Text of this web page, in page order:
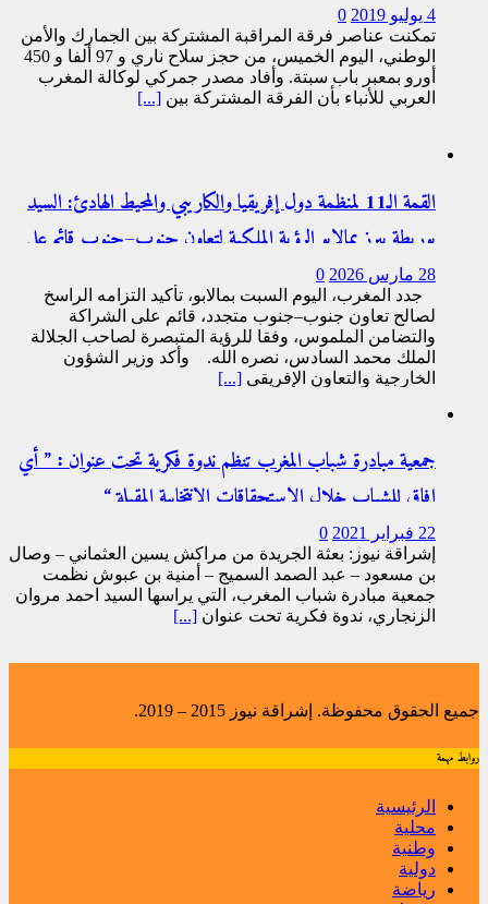
4 يوليو 2019
0
تمكنت عناصر فرقة المراقبة المشتركة بين الجمارك والأمن
الوطني، اليوم الخميس، من حجز سلاح ناري و 97 ألفا و 450
أورو بمعبر باب سبتة. وأفاد مصدر جمركي لوكالة المغرب
العربي للأنباء بأن الفرقة المشتركة بين [...]
القمة الـ11 لمنظمة دول إفريقيا والكاريبي والمحيط الهادئ: السيد
بوريطة يبرز بمالابو الرؤية الملكية لتعاون جنوب–جنوب قائم على
الشراكة والتضامن الفاعل
28 مارس 2026
0
جدد المغرب، اليوم السبت بمالابو، تأكيد التزامه الراسخ
لصالح تعاون جنوب–جنوب متجدد، قائم على الشراكة
والتضامن الملموس، وفقا للرؤية المتبصرة لصاحب الجلالة
الملك محمد السادس، نصره الله. وأكد وزير الشؤون
الخارجية والتعاون الإفريقي [...]
جمعية مبادرة شباب المغرب تنظم ندوة فكرية تحت عنوان ꞉ ” أي
افاق للشباب خلال الاستحقاقات الانتخابية المقبلة “
22 فبراير 2021
0
إشراقة نيوز: بعثة الجريدة من مراكش يسين العثماني – وصال
بن مسعود – عبد الصمد السميج – أمنية بن عبوش نظمت
جمعية مبادرة شباب المغرب، التي يراسها السيد احمد مروان
الزنجاري، ندوة فكرية تحت عنوان [...]
جميع الحقوق محفوظة. إشراقة نيوز 2015 – 2019.
روابط مهمة
الرئيسية
محلية
وطنية
دولية
رياضة